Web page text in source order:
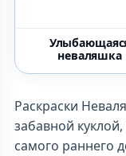
неваляшка
Раскраски
забавной
самого раннего